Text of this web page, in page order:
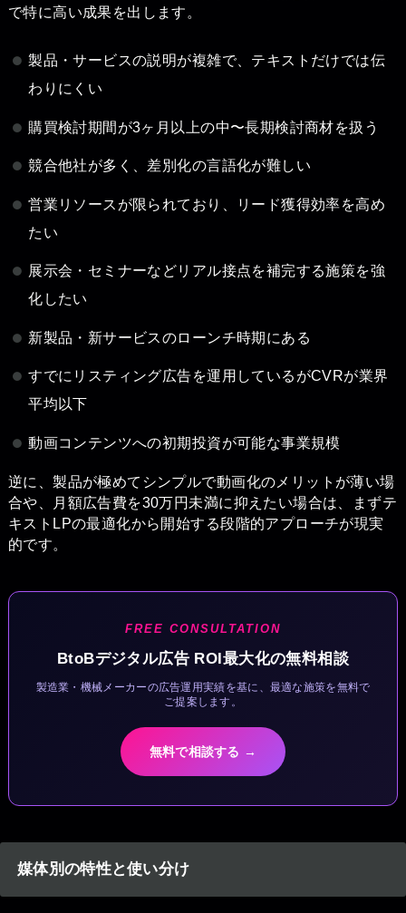
で特に高い成果を出します。
製品・サービスの説明が複雑で、テキストだけでは伝
わりにくい
購買検討期間が3ヶ月以上の中〜長期検討商材を扱う
競合他社が多く、差別化の言語化が難しい
営業リソースが限られており、リード獲得効率を高め
たい
展示会・セミナーなどリアル接点を補完する施策を強
化したい
新製品・新サービスのローンチ時期にある
すでにリスティング広告を運用しているがCVRが業界
平均以下
動画コンテンツへの初期投資が可能な事業規模
逆に、製品が極めてシンプルで動画化のメリットが薄い場
合や、月額広告費を30万円未満に抑えたい場合は、まずテ
キストLPの最適化から開始する段階的アプローチが現実
的です。
FREE CONSULTATION
BtoBデジタル広告 ROI最大化の無料相談
製造業・機械メーカーの広告運用実績を基に、最適な施策を無料で
ご提案します。
無料で相談する →
媒体別の特性と使い分け